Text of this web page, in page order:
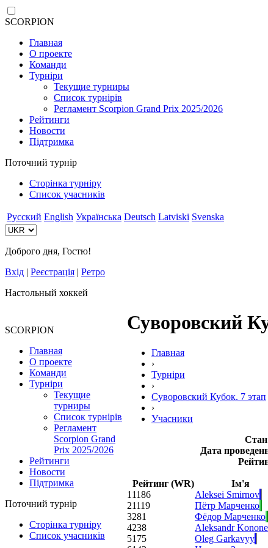
SCORPION
Главная
О проекте
Команди
Турніри
Текущие турниры
Список турнірів
Регламент Scorpion Grand Prix 2025/2026
Рейтинги
Новости
Підтримка
Поточний турнір
Сторінка турніру
Список учасників
Русский English Українська Deutsch Latviski Svenska
Доброго дня, Гостю!
Вхід | Реєстрація | Ретро
Настольный хоккей
SCORPION
Главная
О проекте
Команди
Турніри
Текущие
турниры
Список турнірів
Регламент
Scorpion Grand
Prix 2025/2026
Рейтинги
Новости
Підтримка
Поточний турнір
Сторінка турніру
Список учасників
Суворовский
Главная
›
Турніри
›
Суворовский Кубок. 7 этап
›
Учасники
Стан
Дата
Рейтинг (WR) Ім'я
1 1186 Aleksei Smirnov
21119 Пётр Марченко
3281 Фёдор Марченко
4238 Aleksandr
5175 Oleg Garkavyy